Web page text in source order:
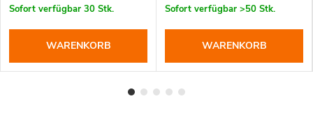
Sofort verfügbar 30 Stk.
WARENKORB
Sofort verfügbar >50 Stk.
WARENKORB